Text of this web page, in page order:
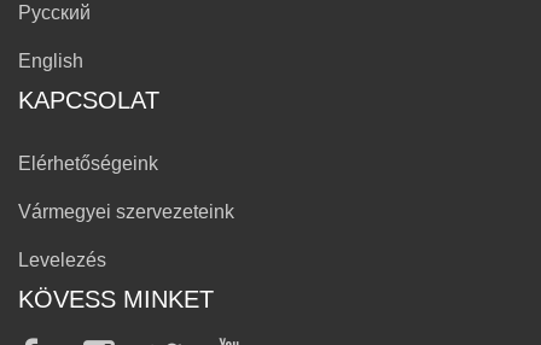
Русский
English
KAPCSOLAT
Elérhetőségeink
Vármegyei szervezeteink
Levelezés
KÖVESS MINKET